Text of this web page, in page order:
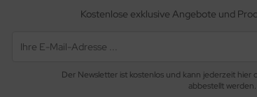
Kostenlose exklusive Angebote und
Der Newsletter ist kostenlos und kann jederzeit
abbestellt werden.